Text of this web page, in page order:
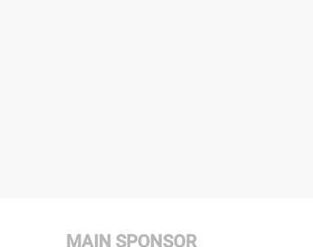
MAIN SPONSOR